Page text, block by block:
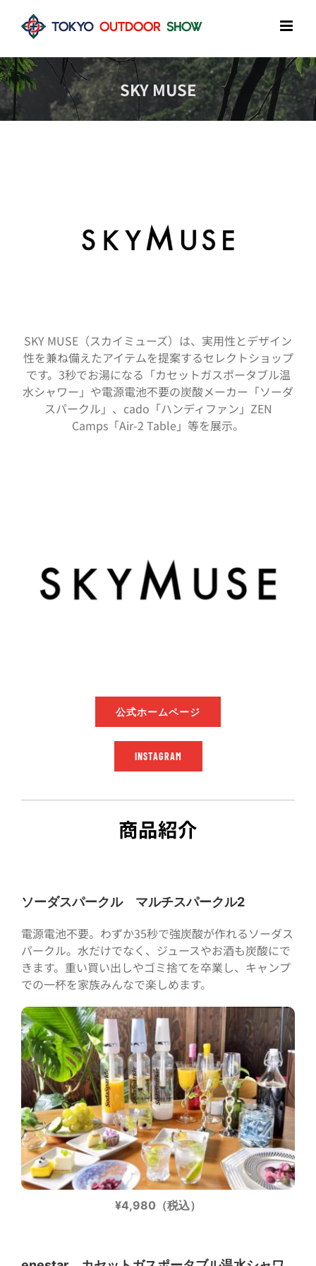
content
SKY MUSE
SKY MUSE（スカイミューズ）は、実用性とデザイン
性を兼ね備えたアイテムを提案するセレクトショップ
です。3秒でお湯になる「カセットガスポータブル温
水シャワー」や電源電池不要の炭酸メーカー「ソーダ
スパークル」、cado「ハンディファン」ZEN
Camps「Air-2 Table」等を展示。
公式ホームページ
INSTAGRAM
商品紹介
ソーダスパークル マルチスパークル2
電源電池不要。わずか35秒で強炭酸が作れるソーダス
パークル。水だけでなく、ジュースやお酒も炭酸にで
きます。重い買い出しやゴミ捨てを卒業し、キャンプ
での一杯を家族みんなで楽しめます。
¥4,980（税込）